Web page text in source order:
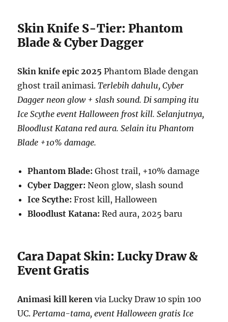
Skin Knife S-Tier: Phantom
Blade & Cyber Dagger
Skin knife epic 2025 Phantom Blade dengan
ghost trail animasi.Terlebih dahulu, Cyber
Dagger neon glow + slash sound. Di samping itu
Ice Scythe event Halloween frost kill. Selanjutnya,
Bloodlust Katana red aura. Selain itu Phantom
Blade +10% damage.
Phantom Blade: Ghost trail, +10% damage
Cyber Dagger: Neon glow, slash sound
Ice Scythe: Frost kill, Halloween
Bloodlust Katana: Red aura, 2025 baru
Cara Dapat Skin: Lucky Draw &
Event Gratis
Animasi kill keren via Lucky Draw 10 spin 100
UC.Pertama-tama, event Halloween gratis Ice